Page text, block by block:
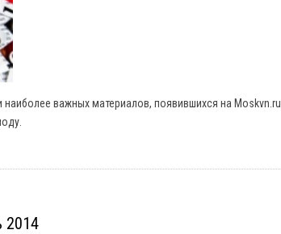
важных материалов, появившихся на Moskvn.ru
2014